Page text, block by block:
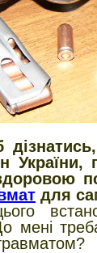
України,
для
мені